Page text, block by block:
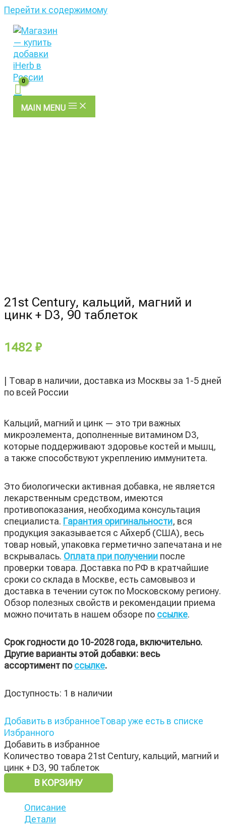
Перейти к содержимому
MAIN MENU
21st Century, кальций, магний и
цинк + D3, 90 таблеток
1482 ₽
| Товар в наличии, доставка из Москвы за 1-5 дней
по всей России
Кальций, магний и цинк — это три важных
микроэлемента, дополненные витамином D3,
которые поддерживают здоровье костей и мышц,
а также способствуют укреплению иммунитета.
Это биологически активная добавка, не является
лекарственным средством, имеются
противопоказания, необходима консультация
специалиста. Гарантия оригинальности, вся
продукция заказывается с Айхерб (США), весь
товар новый, упаковка герметично запечатана и не
вскрывалась. Оплата при получении после
проверки товара. Доставка по РФ в кратчайшие
сроки со склада в Москве, есть самовывоз и
доставка в течении суток по Московскому региону.
Обзор полезных свойств и рекомендации приема
можно почитать в нашем обзоре по ссылке.
Срок годности до 10-2028 года, включительно.
Другие варианты этой добавки: весь
ассортимент поссылке.
Доступность: 1 в наличии
Добавить в избранноеТовар уже есть в списке
Избранного
Добавить в избранное
Количество товара 21st Century, кальций, магний и
цинк + D3, 90 таблеток
В КОРЗИНУ
Описание
Детали